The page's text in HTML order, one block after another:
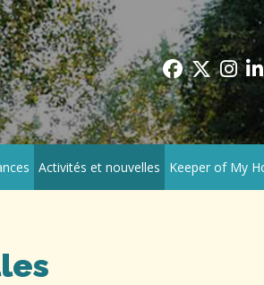
facebook
twitter
Activités et nouvelles Keeper of My